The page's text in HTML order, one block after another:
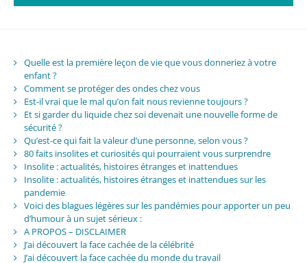
Quelle est la première leçon de vie que vous donneriez à votre
enfant ?
Comment se protéger des ondes chez vous
Est-il vrai que le mal qu’on fait nous revienne toujours ?
Et si garder du liquide chez soi devenait une nouvelle forme de
sécurité ?
Qu’est-ce qui fait la valeur d’une personne, selon vous ?
80 faits insolites et curiosités qui pourraient vous surprendre
Insolite : actualités, histoires étranges et inattendues
Insolite : actualités, histoires étranges et inattendues sur les
pandemie
Voici des blagues légères sur les pandémies pour apporter un peu
d’humour à un sujet sérieux :
A PROPOS – DISCLAIMER
J’ai découvert la face cachée de la célébrité
J’ai découvert la face cachée du monde du travail